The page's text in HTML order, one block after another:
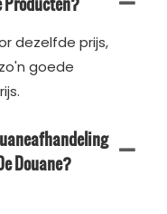
dezelfde prijs,
goede
Douane?